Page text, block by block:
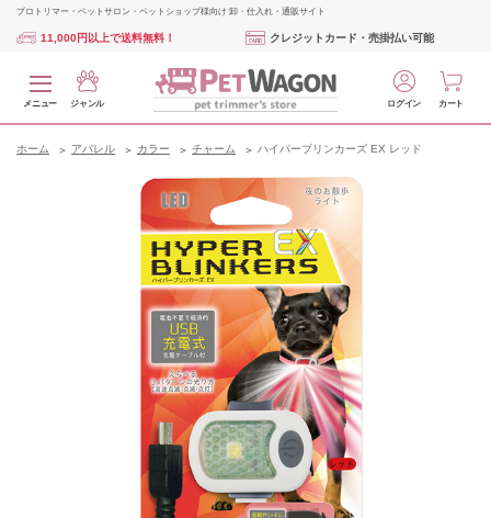
プロトリマー・ペットサロン・ペットショップ様向け 卸・仕入れ・通販サイト
11,000円以上で送料無料！ クレジットカード・売掛払い可能
メニュー ジャンル ログイン カート
ホーム アパレル カラー チャーム ハイパーブリンカーズ EX レッド